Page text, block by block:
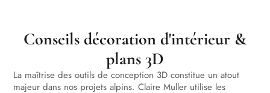
Conseils décoration d'intérieur &
plans 3D
La maîtrise des outils de conception 3D constitue un atout
majeur dans nos projets alpins. Claire Muller utilise les